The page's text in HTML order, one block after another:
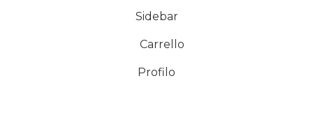
Sidebar
Carrello
Profilo